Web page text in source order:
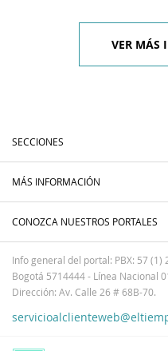
VER MÁS
SECCIONES
MÁS INFORMACIÓN
CONOZCA NUESTROS PORTALES
Info general del portal: PBX: 57 (1)
Bogotá 5714444 - Línea Nacional
Dirección: Av. Calle 26 # 68B-70.